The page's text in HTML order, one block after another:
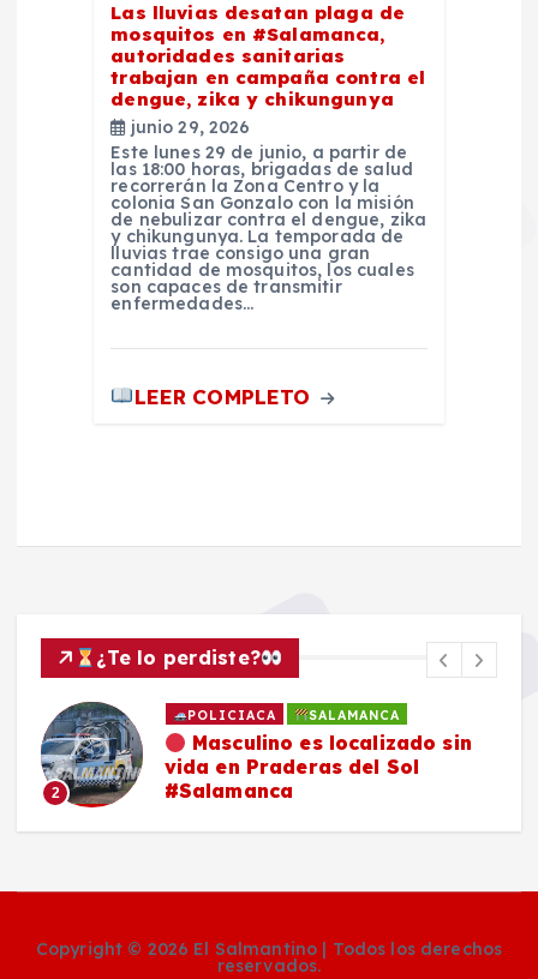
Las lluvias desatan plaga de
mosquitos en #Salamanca,
autoridades sanitarias
trabajan en campaña contra el
dengue, zika y chikungunya
junio 29, 2026
Este lunes 29 de junio, a partir de
las 18:00 horas, brigadas de salud
recorrerán la Zona Centro y la
colonia San Gonzalo con la misión
de nebulizar contra el dengue, zika
y chikungunya. La temporada de
lluvias trae consigo una gran
cantidad de mosquitos, los cuales
son capaces de transmitir
enfermedades…
LEER COMPLETO
¿Te lo perdiste?
2
POLICIACA SALAMANCA
Masculino es localizado sin
vida en Praderas del Sol
#Salamanca
Copyright © 2026 El Salmantino | Todos los derechos
reservados.